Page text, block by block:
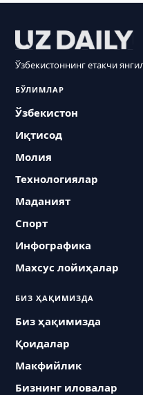
Ўзбекистоннинг етакчи
БЎЛИМЛАР
Ўзбекистон
Иқтисод
Молия
Технологиялар
Маданият
Спорт
Инфографика
Махсус лойиҳалар
БИЗ ҲАҚИМИЗДА
Биз ҳақимизда
Қоидалар
Макфийлик
Бизнинг иловалар